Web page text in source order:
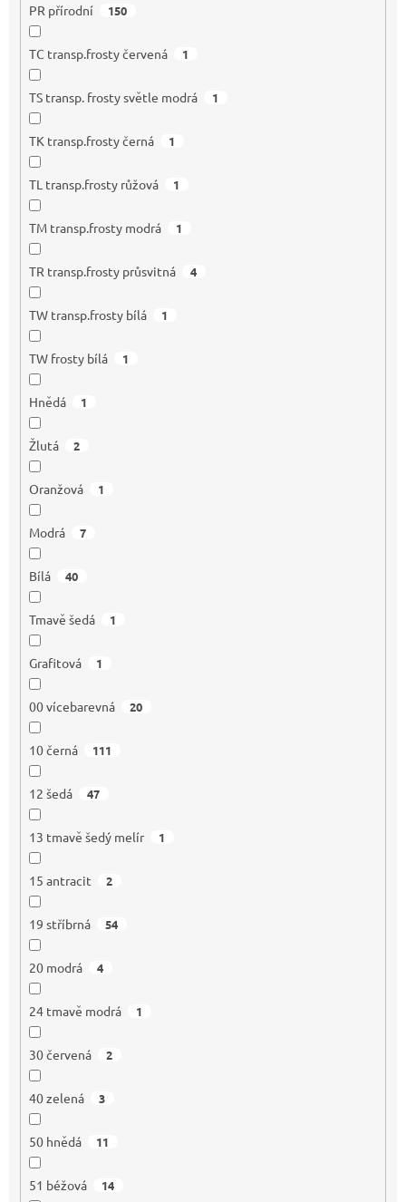
PR přírodní 150
TC transp.frosty červená 1
TS transp. frosty světle modrá 1
TK transp.frosty černá 1
TL transp.frosty růžová 1
TM transp.frosty modrá 1
TR transp.frosty průsvitná 4
TW transp.frosty bílá 1
TW frosty bílá 1
Hnědá 1
Žlutá 2
Oranžová 1
Modrá 7
Bílá 40
Tmavě šedá 1
Grafitová 1
00 vícebarevná 20
10 černá 111
12 šedá 47
13 tmavě šedý melír 1
15 antracit 2
19 stříbrná 54
20 modrá 4
24 tmavě modrá 1
30 červená 2
40 zelená 3
50 hnědá 11
51 béžová 14